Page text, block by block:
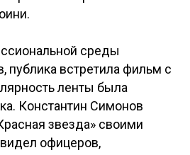
среды
публика встретила фильм с
ленты была
Константин Симонов
звезда» своими
офицеров,